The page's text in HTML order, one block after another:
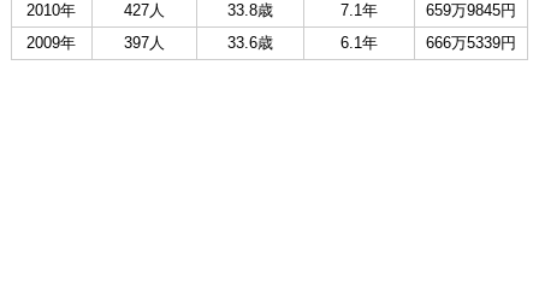
2010年
427人 33.8歳 7.1年
659万9845円
2009年
397人 33.6歳 6.1年 666万5339円